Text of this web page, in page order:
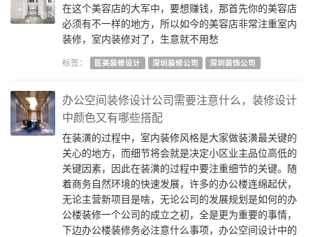
在这个美容店的大军中，要想赚钱，那首先你的美容店
必须有不一样的地方，所以如今的美容店非常注重室内
装修，室内装修对了，生意就不用愁
标签： 医美装修设计 深圳装修公司 深圳装饰公司
办公空间装修设计公司需要注意什么，装修设计
中颜色又有哪些搭配
在装潢的过程中，室内装修风格是大家做装潢最关键的
关心的地方，而细节将会就是决定小区业主品位高低的
关键因素，因此在装潢的过程中要注重细节的关键。随
着商务自然环境的快速发展，许多的办公楼连绵起伏，
无论主营新项目是啥，无论公司的发展规划是如何的办
公楼装修一个公司的成立之初，全是更为重要的事情，
下边办公楼装修务必注意什么事项，办公空间设计中的